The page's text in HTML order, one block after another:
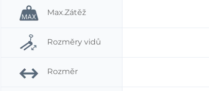
Max.Zátěž
Rozměry vidů
Rozměr